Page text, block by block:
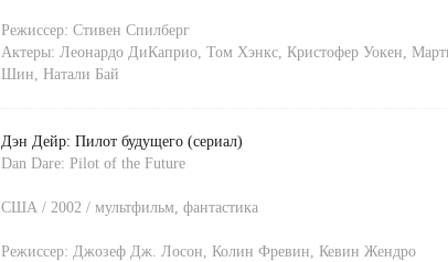
Режиссер: Стивен Спилберг
Актеры: Леонардо ДиКаприо, Том Хэнкс, Кристофер Уокен,
Шин, Натали Бай
Дэн Дейр: Пилот будущего (сериал)
Dan Dare: Pilot of the Future
США / 2002 / мультфильм, фантастика
Режиссер: Джозеф Дж. Лосон, Колин Фревин, Кевин Жендро